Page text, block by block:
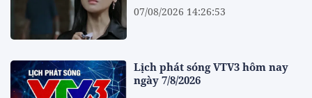
07/08/2026 14:26:53
Lịch phát sóng VTV3 hôm nay
ngày 7/8/2026